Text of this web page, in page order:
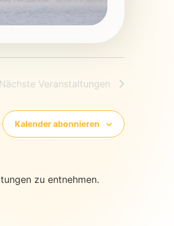
Nächste Veranstaltungen
Kalender abonnieren
zu entnehmen.